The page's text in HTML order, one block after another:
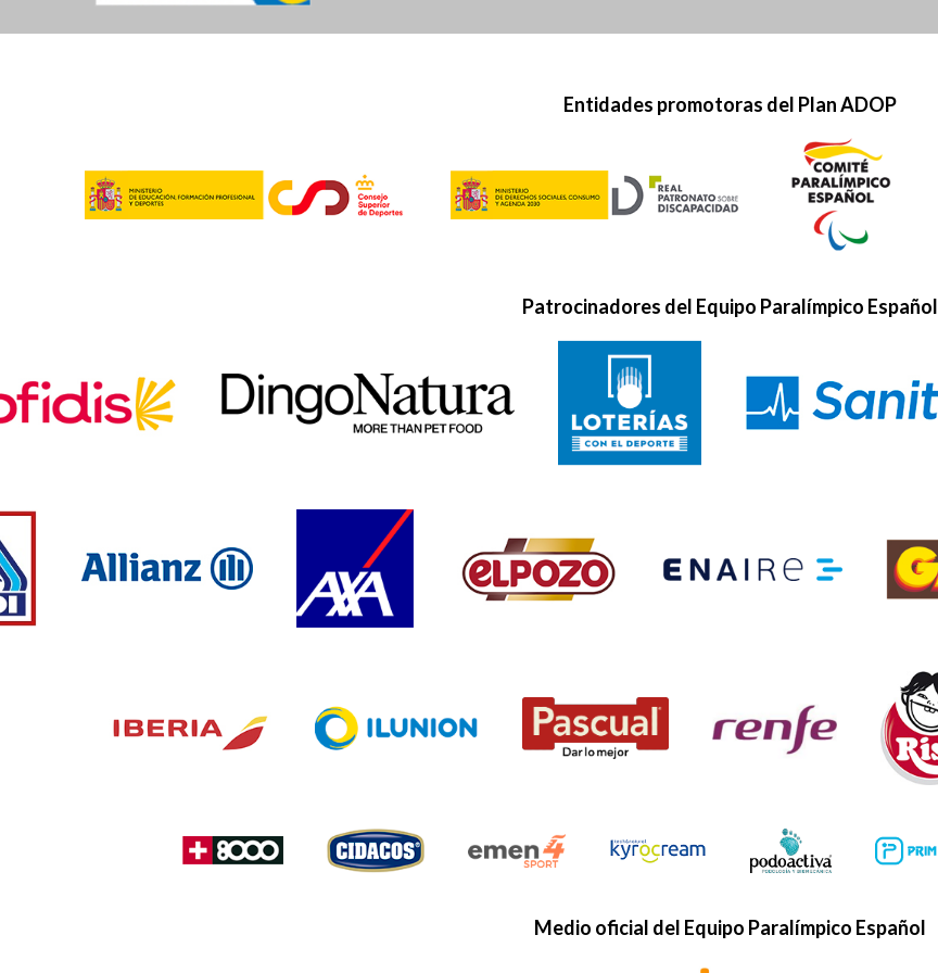
Entidades promotoras del Plan ADOP
Patrocinadores del Equipo Paralímpico Español
Medio oficial del Equipo Paralímpico Español